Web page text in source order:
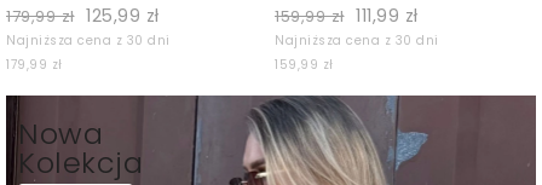
179,99 zł 125,99 zł
Najniższa cena z 30 dni
179,99 zł
159,99 zł 111,99 zł
Najniższa cena z 30 dni
159,99 zł
Nowa
Kolekcja